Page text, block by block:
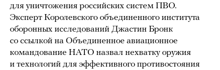
для уничтожения российских систем ПВО.
Эксперт Королевского объединенного института
оборонных исследований Джастин Бронк
со ссылкой на Объединенное авиационное
командование НАТО назвал нехватку оружия
и технологий для эффективного противостояния